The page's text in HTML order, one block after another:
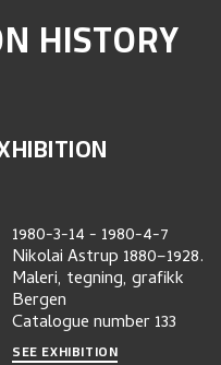
HISTORY
1980-3-14- 1980-4-7
Nikolai Astrup 1880–1928.
Maleri, tegning, grafikk
Bergen
Catalogue number133
SEE EXHIBITION